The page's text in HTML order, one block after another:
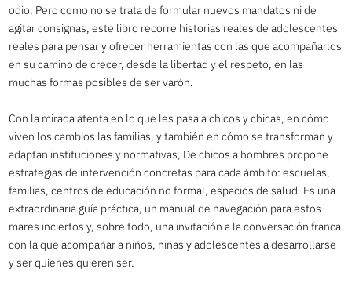
odio. Pero como no se trata de formular nuevos mandatos ni de
agitar consignas, este libro recorre historias reales de adolescentes
reales para pensar y ofrecer herramientas con las que acompañarlos
en su camino de crecer, desde la libertad y el respeto, en las
muchas formas posibles de ser varón.
Con la mirada atenta en lo que les pasa a chicos y chicas, en cómo
viven los cambios las familias, y también en cómo se transforman y
adaptan instituciones y normativas, De chicos a hombres propone
estrategias de intervención concretas para cada ámbito: escuelas,
familias, centros de educación no formal, espacios de salud. Es una
extraordinaria guía práctica, un manual de navegación para estos
mares inciertos y, sobre todo, una invitación a la conversación franca
con la que acompañar a niños, niñas y adolescentes a desarrollarse
y ser quienes quieren ser.